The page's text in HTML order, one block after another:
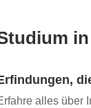
alles über